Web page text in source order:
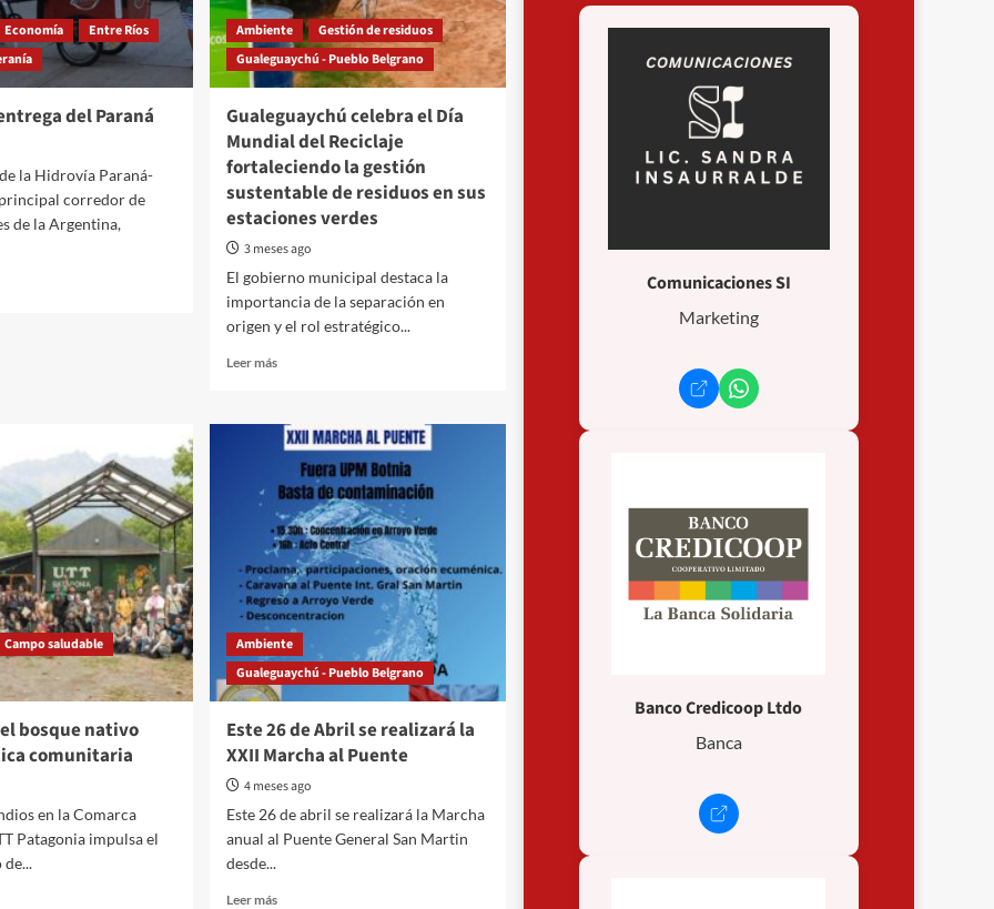
Economía
Entre Ríos
del Paraná
la Hidrovía Paraná-
corredor de
de la Argentina,
Ambiente
Gestión de residuos
Gualeguaychú - Pueblo Belgrano
Gualeguaychú celebra el Día
Mundial del Reciclaje
fortaleciendo la gestión
sustentable de residuos en sus
estaciones verdes
3 meses ago
El gobierno municipal destaca la
importancia de la separación en
origen y el rol estratégico...
Leer másRead
Gualeguaychú
celebra
Día
Mundial
del
Reciclaje
fortaleciendo
la
gestión
sustentable
de
residuos
en
estaciones
verdes
Campo saludable
bosque nativo
comunitaria
en la Comarca
Patagonia impulsa el
Ambiente
Gualeguaychú - Pueblo Belgrano
Este 26 de Abril se realizará la
XXII Marcha al Puente
4 meses ago
Este 26 de abril se realizará la Marcha
anual al Puente General San Martin
desde...
Leer másRead
Comunicaciones SI
Marketing
Banco Credicoop Ltdo
Banca